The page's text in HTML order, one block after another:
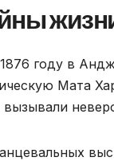
году в
Мата
вызывали